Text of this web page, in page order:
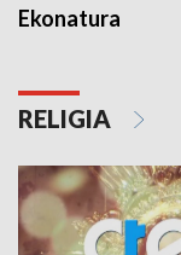
Ekonatura
RELIGIA